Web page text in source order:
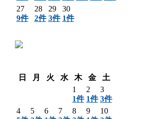
27
9件
28
2件
29
3件
30
1件
日
月 火 水 木 金
土
1
1件
2
1件
3
3件
4
5
6
7
8
9
10